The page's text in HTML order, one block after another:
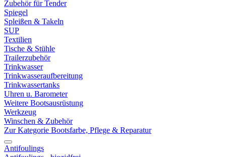
Zubehör für Tender
Spiegel
Spleißen & Takeln
SUP
Textilien
Tische & Stühle
Trailerzubehör
Trinkwasser
Trinkwasseraufbereitung
Trinkwassertanks
Uhren u. Barometer
Weitere Bootsausrüstung
Werkzeug
Winschen & Zubehör
Zur Kategorie Bootsfarbe, Pflege & Reparatur
Antifoulings